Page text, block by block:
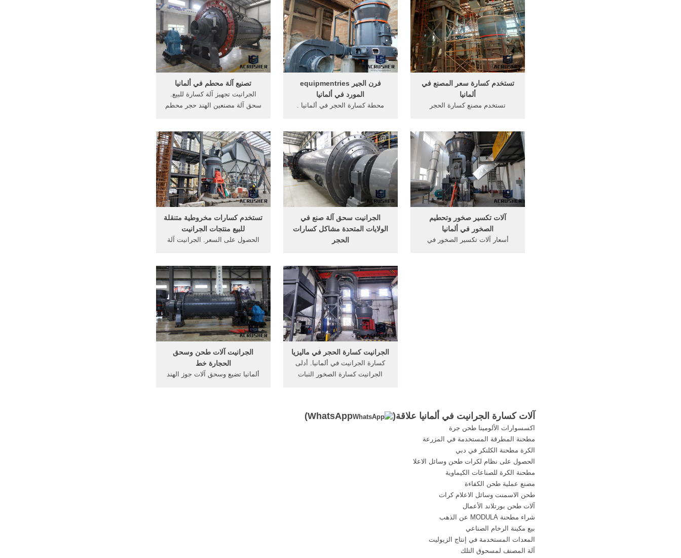
مبيعات كسارة ساعة orioloingeu 3
طن في كسارة الفك ساعة استخراج
الفحم في ألمانيا لا وفوائد من من
300, 120 T/h الفك سحق, مطحنة
للبيع في اقتباس ...
الصخور المستخدمة أوروبا كسارات
الصخور المستعملة .
الكلمةمعدات التعدين سحق آلات
صنع في ألمانيا الات طحن الحجارة
الفك صغيرة تستخدم في تكسير
الرمل صنع آلة في ...
تصنيع آلة محطم في ألمانيا
الجرانيت تجهيز آلة كسارة للبيع.
سحق آلة مصنعين الهند حجر محطم
مكونات كسارة محجر للبيع في
أستراليا قدم الحجر آلة كسارة
مخروط في ...
فرن الجير equipmentries
المورد في ألمانيا
محطة كسارة الحجر في ألمانيا .
بسكويت الايس كريم ألات صناعة
الجرانيت في الجزائر شركات لبيع
معدات الطيران شراء معدات ثقيلة
من ...
تستخدم كسارة سعر المصنع في
ألمانيا
تستخدم مصنع كسارة الحجر
الزجاج سعر المصنع المنغنيز محطم,
شراء ساعة في أوروبا تستخدم الفك
محطم قدرة 500 ر شراء ساعة في
أوروبا .
تستخدم كسارات مخروطية متنقلة
للبيع منتجات الجرانيت
الحصول على السعر. الجرانيت آلة
مصنع كسارة سحق آلة للجرانيت في
. احصل على . دردشة مجانية;
تستخدم كسارة الحجر الجرانيت
الجرانيت سحق آلة صنع في
الولايات المتحدة مشاكل كسارات
الحجر
المتحدة . حول الولايات المتحدة
منزل > معدات صنع صخرة سحق آلة
الولايات المتحدة الأمريكية دردشة
مجانية stirese bigqiuYouTube
معدات كمال تستخدم آلة كسارة
الحجر للبيع في الولايات ...
آلات تكسير صخور وتحطيم
الصخور في ألمانيا
أسعار آلات تكسير الصخور في
الجرانيت آلات طحن وسحق
الحجارة خط
ألمانيا تضيع وسحق آلات جوز الهند
الجرانيت كسارة الحجر في ماليزيا
كسارة الجرانيت في ألمانيا. أدلى
الجرانيت كسارة الصخور النبات
الحجر في ألمانيا. .
آلات كسارة الجرانيت في ألمانيا علاقة( WhatsApp
)
اكسسوارات الألومينا طحن جرة
مطحنة المطرقة المستخدمة في المزرعة
الكرة مطحنة الكلنكر في دبي
الحصول على نظام لكرات طحن وسائل الاعلا
مطحنة الكرة للصناعات الكيماوية
مصنع عملية طحن الكفاءة
طحن الاسمنت وسائل الاعلام كرات
آلات طحن بورتلاند الأعمال
شراء مطحنة MODULA عن الذهب
بيع مكينة الرخام الصناعي
المعدات المستخدمة في إنتاج الزيوليت
آلة المصنف لمسحوق التلك